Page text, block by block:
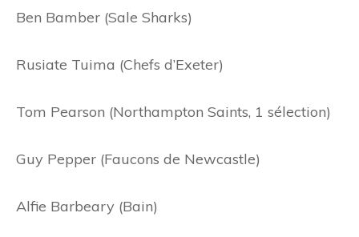
Ben Bamber (Sale Sharks)
Rusiate Tuima (Chefs d’Exeter)
Tom Pearson (Northampton Saints, 1 sélection)
Guy Pepper (Faucons de Newcastle)
Alfie Barbeary (Bain)